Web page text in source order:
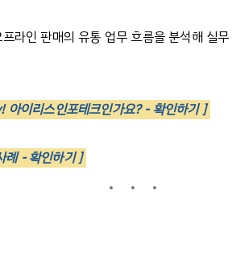
라인 판매의 유통 업무 흐름을 분석해 실무
이리스인포테크인가요? - 확인하기 ]
- 확인하기 ]